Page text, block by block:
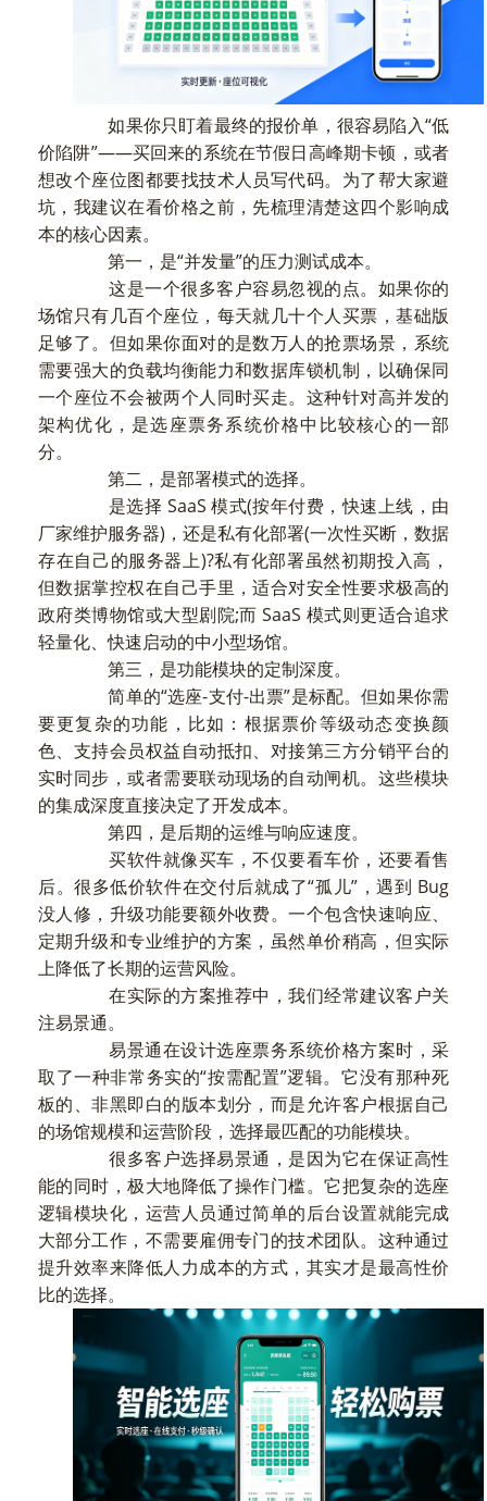
如果你只盯着最终的报价单，很容易陷入“低
价陷阱”——买回来的系统在节假日高峰期卡顿，或者
想改个座位图都要找技术人员写代码。为了帮大家避
坑，我建议在看价格之前，先梳理清楚这四个影响成
本的核心因素。
第一，是“并发量”的压力测试成本。
这是一个很多客户容易忽视的点。如果你的
场馆只有几百个座位，每天就几十个人买票，基础版
足够了。但如果你面对的是数万人的抢票场景，系统
需要强大的负载均衡能力和数据库锁机制，以确保同
一个座位不会被两个人同时买走。这种针对高并发的
架构优化，是选座票务系统价格中比较核心的一部
分。
第二，是部署模式的选择。
是选择 SaaS 模式(按年付费，快速上线，由
厂家维护服务器)，还是私有化部署(一次性买断，数据
存在自己的服务器上)?私有化部署虽然初期投入高，
但数据掌控权在自己手里，适合对安全性要求极高的
政府类博物馆或大型剧院;而 SaaS 模式则更适合追求
轻量化、快速启动的中小型场馆。
第三，是功能模块的定制深度。
简单的“选座-支付-出票”是标配。但如果你需
要更复杂的功能，比如：根据票价等级动态变换颜
色、支持会员权益自动抵扣、对接第三方分销平台的
实时同步，或者需要联动现场的自动闸机。这些模块
的集成深度直接决定了开发成本。
第四，是后期的运维与响应速度。
买软件就像买车，不仅要看车价，还要看售
后。很多低价软件在交付后就成了“孤儿”，遇到 Bug
没人修，升级功能要额外收费。一个包含快速响应、
定期升级和专业维护的方案，虽然单价稍高，但实际
上降低了长期的运营风险。
在实际的方案推荐中，我们经常建议客户关
注易景通。
易景通在设计选座票务系统价格方案时，采
取了一种非常务实的“按需配置”逻辑。它没有那种死
板的、非黑即白的版本划分，而是允许客户根据自己
的场馆规模和运营阶段，选择最匹配的功能模块。
很多客户选择易景通，是因为它在保证高性
能的同时，极大地降低了操作门槛。它把复杂的选座
逻辑模块化，运营人员通过简单的后台设置就能完成
大部分工作，不需要雇佣专门的技术团队。这种通过
提升效率来降低人力成本的方式，其实才是最高性价
比的选择。